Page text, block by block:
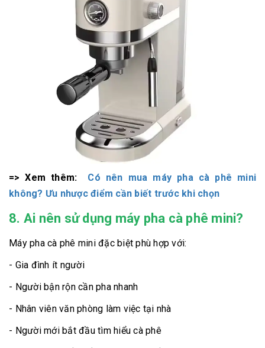
=> Xem thêm:
Có nên mua máy pha cà phê mini
không? Ưu nhược điểm cần biết trước khi chọn
8. Ai nên sử dụng máy pha cà phê mini?
Máy pha cà phê mini đặc biệt phù hợp với:
- Gia đình ít người
- Người bận rộn cần pha nhanh
- Nhân viên văn phòng làm việc tại nhà
- Người mới bắt đầu tìm hiểu cà phê